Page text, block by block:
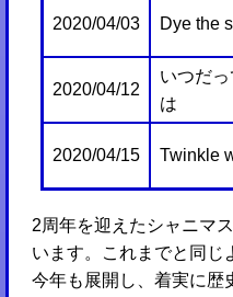
2020/04/03 Dye the
2020/04/12
いつだっ
は
2020/04/15 Twinkle
2周年を迎えたシャニマ
います。これまでと同じ
今年も展開し、着実に